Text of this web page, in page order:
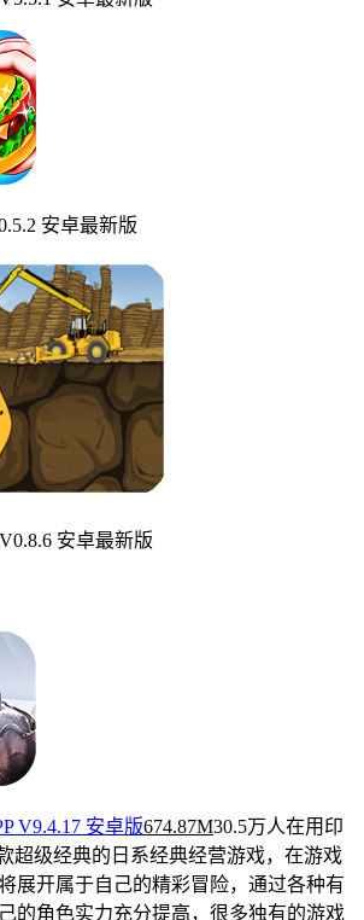
安卓最新版
安卓最新版
V9.4.17 安卓版674.87M30.5万人在用 印
超级经典的日系经典经营游戏，在游戏
展开属于自己的精彩冒险，通过各种有
的角色实力充分提高，很多独有的游戏